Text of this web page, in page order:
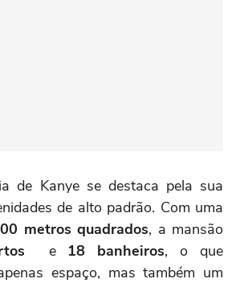
de Kanye se destaca pela sua
de alto padrão. Com uma
metros quadrados, a mansão
e 18 banheiros, o que
espaço, mas também um